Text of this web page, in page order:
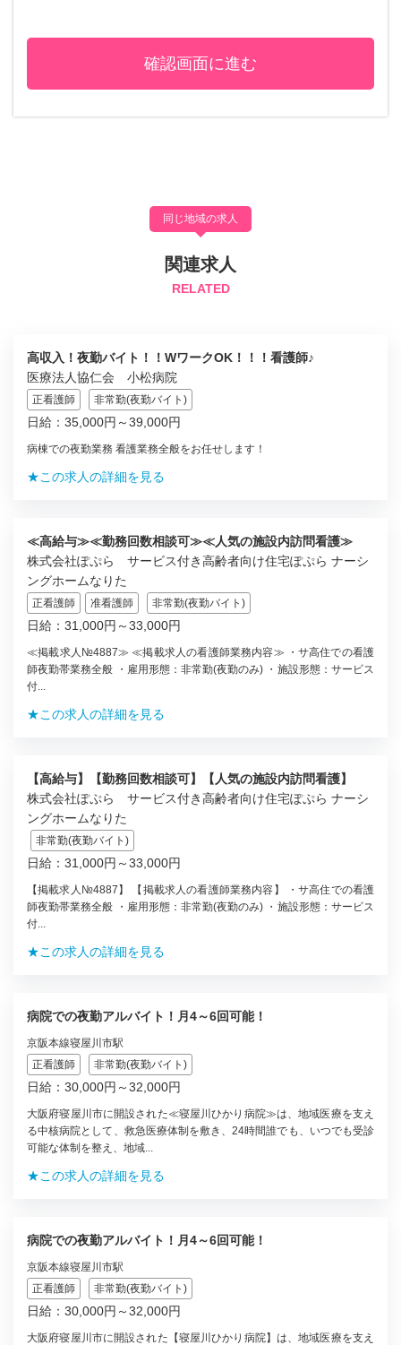
同じ地域の求人
関連求人
RELATED
高収入！夜勤バイト！！WワークOK！！！看護師♪
医療法人協仁会 小松病院
正看護師 非常勤(夜勤バイト)
日給：35,000円～39,000円
病棟での夜勤業務 看護業務全般をお任せします！
★この求人の詳細を見る
≪高給与≫≪勤務回数相談可≫≪人気の施設内訪問看護≫
株式会社ぽぷら サービス付き高齢者向け住宅ぽぷら ナーシ
ングホームなりた
正看護師 准看護師 非常勤(夜勤バイト)
日給：31,000円～33,000円
≪掲載求人№4887≫ ≪掲載求人の看護師業務内容≫ ・サ高住での看護
師夜勤帯業務全般 ・雇用形態：非常勤(夜勤のみ) ・施設形態：サービス
付...
★この求人の詳細を見る
【高給与】【勤務回数相談可】【人気の施設内訪問看護】
株式会社ぽぷら サービス付き高齢者向け住宅ぽぷら ナーシ
ングホームなりた
非常勤(夜勤バイト)
日給：31,000円～33,000円
【掲載求人№4887】 【掲載求人の看護師業務内容】 ・サ高住での看護
師夜勤帯業務全般 ・雇用形態：非常勤(夜勤のみ) ・施設形態：サービス
付...
★この求人の詳細を見る
病院での夜勤アルバイト！月4～6回可能！
京阪本線寝屋川市駅
正看護師
非常勤(夜勤バイト)
日給：30,000円～32,000円
大阪府寝屋川市に開設された≪寝屋川ひかり病院≫は、地域医療を支え
る中核病院として、救急医療体制を敷き、24時間誰でも、いつでも受診
可能な体制を整え、地域...
★この求人の詳細を見る
病院での夜勤アルバイト！月4～6回可能！
京阪本線寝屋川市駅
正看護師
非常勤(夜勤バイト)
日給：30,000円～32,000円
大阪府寝屋川市に開設された【寝屋川ひかり病院】は、地域医療を支え